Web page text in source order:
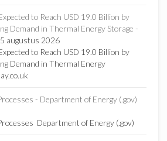
to Reach USD 19.0 Billion by
Demand in Thermal Energy Storage -
5 augustus 2026
to Reach USD 19.0 Billion by
Demand in Thermal Energy
- Department of Energy (.gov)
Department of Energy (.gov)